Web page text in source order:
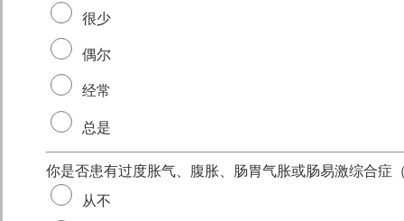
很少
偶尔
经常
总是
你是否患有过度胀气、腹胀、肠胃气胀或肠易激综合症
从不